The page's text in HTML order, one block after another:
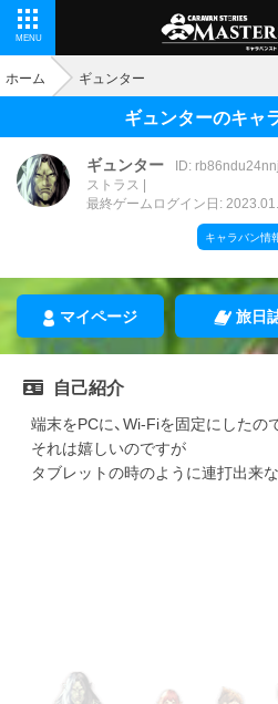
MENU
ホーム ギュンター
ギュンターのキャ
ギュンター
ID: rb86ndu24nnj
ストラス
最終ゲームログイン日:
キャラバン情
マイページ 旅日
自己紹介
端末をPCに、Wi-Fiを固定にしたの
それは嬉しいのですが
タブレットの時のように連打出来